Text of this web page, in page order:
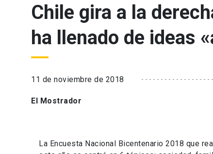
Chile gira a la
ha llenado de ideas
11 de noviembre de 2018
El Mostrador
La Encuesta Nacional Bicentenario 2018 que